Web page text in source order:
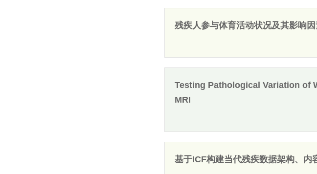
残疾人参与体育活动状况及其影响
Testing Pathological Variation of
MRI
基于ICF构建当代残疾数据架构、内